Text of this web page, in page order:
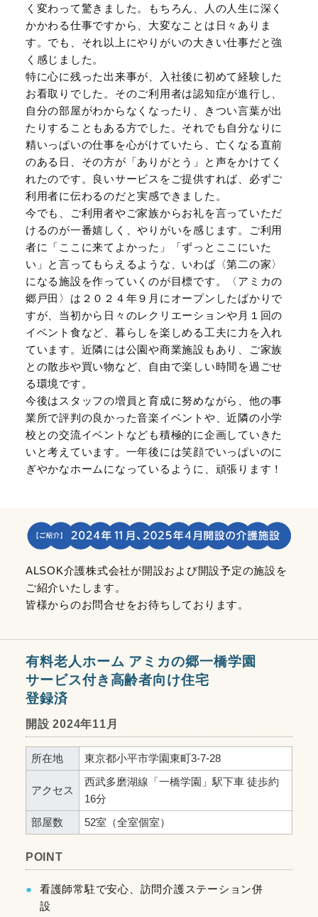
く変わって驚きました。もちろん、人の人生に深く
かかわる仕事ですから、大変なことは日々ありま
す。でも、それ以上にやりがいの大きい仕事だと強
く感じました。
特に心に残った出来事が、入社後に初めて経験した
お看取りでした。そのご利用者は認知症が進行し、
自分の部屋がわからなくなったり、きつい言葉が出
たりすることもある方でした。それでも自分なりに
精いっぱいの仕事を心がけていたら、亡くなる直前
のある日、その方が「ありがとう」と声をかけてく
れたのです。良いサービスをご提供すれば、必ずご
利用者に伝わるのだと実感できました。
今でも、ご利用者やご家族からお礼を言っていただ
けるのが一番嬉しく、やりがいを感じます。ご利用
者に「ここに来てよかった」「ずっとここにいた
い」と言ってもらえるような、いわば〈第二の家〉
になる施設を作っていくのが目標です。〈アミカの
郷戸田〉は２０２４年９月にオープンしたばかりで
すが、当初から日々のレクリエーションや月１回の
イベント食など、暮らしを楽しめる工夫に力を入れ
ています。近隣には公園や商業施設もあり、ご家族
との散歩や買い物など、自由で楽しい時間を過ごせ
る環境です。
今後はスタッフの増員と育成に努めながら、他の事
業所で評判の良かった音楽イベントや、近隣の小学
校との交流イベントなども積極的に企画していきた
いと考えています。一年後には笑顔でいっぱいのに
ぎやかなホームになっているように、頑張ります！
ALSOK介護株式会社が開設および開設予定の施設を
ご紹介いたします。
皆様からのお問合せをお待ちしております。
有料老人ホーム アミカの郷一橋学園
サービス付き高齢者向け住宅
登録済
開設 2024年11月
所在地 東京都小平市学園東町3-7-28
アクセス
西武多磨湖線「一橋学園」駅下車 徒歩約
16分
部屋数
52室（全室個室）
POINT
看護師常駐で安心、訪問介護ステーション併
設